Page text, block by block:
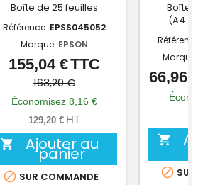
Boîte de 25 feuilles
Référence: EPSS045052
Marque: EPSON
Prix
Prix
de
base
155,04 €TTC
163,20 €
Économisez 8,16 €
129,20 € HT
 Ajouter au
panier
 SUR COMMANDE
Boîte
(A4 :
Marque:
66,96 €

 SUR